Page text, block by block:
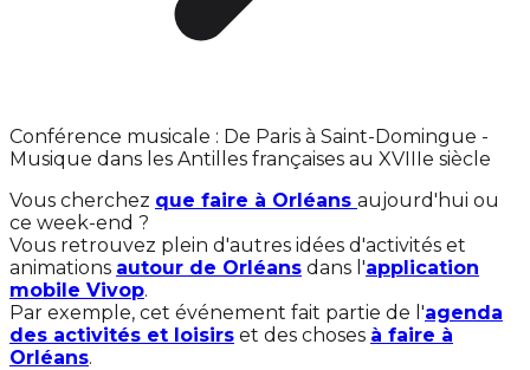
Conférence musicale : De Paris à Saint-Domingue -
Musique dans les Antilles françaises au XVIIIe siècle
Vous cherchez que faire à Orléans aujourd'hui ou
ce week-end ?
Vous retrouvez plein d'autres idées d'activités et
animations autour de Orléans dans l'application
mobile Vivop.
Par exemple, cet événement fait partie de l'agenda
des activités et loisirs et des choses à faire à
Orléans.